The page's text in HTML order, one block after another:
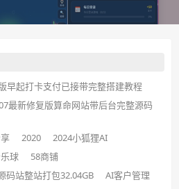
早起打卡支付已接带完整搭建教程
最新修复版算命网站带后台完整源码
2020
2024小狐狸AI
球
58商铺
码站整站打包32.04GB
AI客户管理